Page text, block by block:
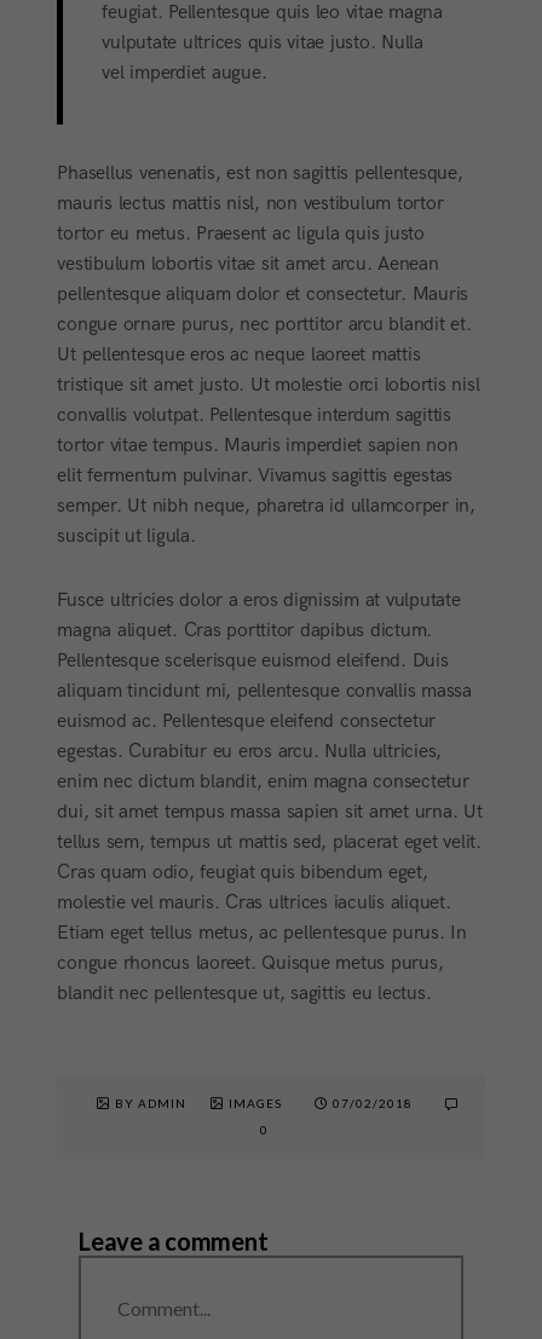
feugiat. Pellentesque quis leo vitae magna
vulputate ultrices quis vitae justo. Nulla
vel imperdiet augue.
Phasellus venenatis, est non sagittis pellentesque,
mauris lectus mattis nisl, non vestibulum tortor
tortor eu metus. Praesent ac ligula quis justo
vestibulum lobortis vitae sit amet arcu. Aenean
pellentesque aliquam dolor et consectetur. Mauris
congue ornare purus, nec porttitor arcu blandit et.
Ut pellentesque eros ac neque laoreet mattis
tristique sit amet justo. Ut molestie orci lobortis nisl
convallis volutpat. Pellentesque interdum sagittis
tortor vitae tempus. Mauris imperdiet sapien non
elit fermentum pulvinar. Vivamus sagittis egestas
semper. Ut nibh neque, pharetra id ullamcorper in,
suscipit ut ligula.
Fusce ultricies dolor a eros dignissim at vulputate
magna aliquet. Cras porttitor dapibus dictum.
Pellentesque scelerisque euismod eleifend. Duis
aliquam tincidunt mi, pellentesque convallis massa
euismod ac. Pellentesque eleifend consectetur
egestas. Curabitur eu eros arcu. Nulla ultricies,
enim nec dictum blandit, enim magna consectetur
dui, sit amet tempus massa sapien sit amet urna. Ut
tellus sem, tempus ut mattis sed, placerat eget velit.
Cras quam odio, feugiat quis bibendum eget,
molestie vel mauris. Cras ultrices iaculis aliquet.
Etiam eget tellus metus, ac pellentesque purus. In
congue rhoncus laoreet. Quisque metus purus,
blandit nec pellentesque ut, sagittis eu lectus.
BY ADMIN IMAGES
07/02/2018
0
Leave a comment